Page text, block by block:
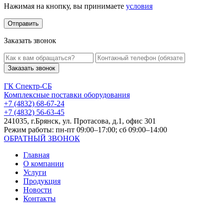
Нажимая на кнопку, вы принимаете условия
Заказать звонок
Заказать звонок
ГК Спектр-СБ
Комплексные поставки оборудования
+7 (4832) 68-67-24
+7 (4832) 56-63-45
241035, г.Брянск, ул. Протасова, д.1, офис 301
Режим работы: пн-пт 09:00–17:00; сб 09:00–14:00
ОБРАТНЫЙ ЗВОНОК
Главная
О компании
Услуги
Продукция
Новости
Контакты